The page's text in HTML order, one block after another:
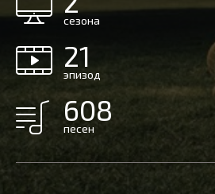
сезона
21
эпизод
608
песен